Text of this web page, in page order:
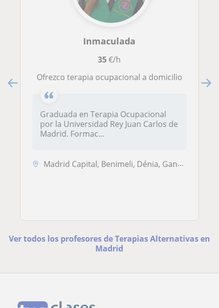
Inmaculada
35€/h
Ofrezco terapia ocupacional a domicilio
Graduada en Terapia Ocupacional
por la Universidad Rey Juan Carlos de
Madrid. Formac...
Madrid Capital, Benimeli, Dénia, Gandia, Jávea, Oliva
Ver todos los profesores de Terapias Alternativas en
Madrid